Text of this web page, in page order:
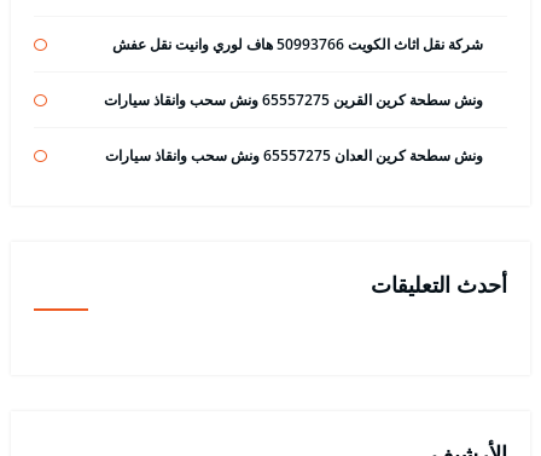
شركة نقل اثاث الكويت 50993766 هاف لوري وانيت نقل عفش
ونش سطحة كرين القرين 65557275 ونش سحب وانقاذ سيارات
ونش سطحة كرين العدان 65557275 ونش سحب وانقاذ سيارات
أحدث التعليقات